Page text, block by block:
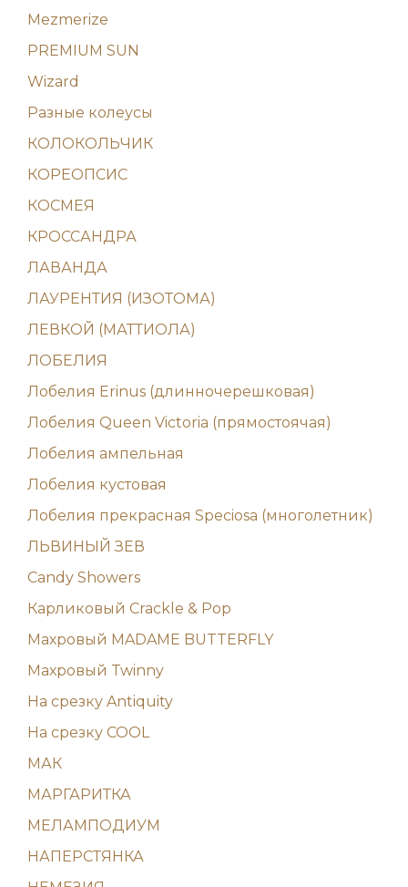
Mezmerize
PREMIUM SUN
Wizard
Разные колеусы
КОЛОКОЛЬЧИК
КОРЕОПСИС
КОСМЕЯ
КРОССАНДРА
ЛАВАНДА
ЛАУРЕНТИЯ (ИЗОТОМА)
ЛЕВКОЙ (МАТТИОЛА)
ЛОБЕЛИЯ
Лобелия Erinus (длинночерешковая)
Лобелия Queen Victoria (прямостоячая)
Лобелия ампельная
Лобелия кустовая
Лобелия прекрасная Speciosa (многолетник)
ЛЬВИНЫЙ ЗЕВ
Candy Showers
Карликовый Crackle & Pop
Махровый MADAME BUTTERFLY
Махровый Twinny
На срезку Antiquity
На срезку COOL
МАК
МАРГАРИТКА
МЕЛАМПОДИУМ
НАПЕРСТЯНКА